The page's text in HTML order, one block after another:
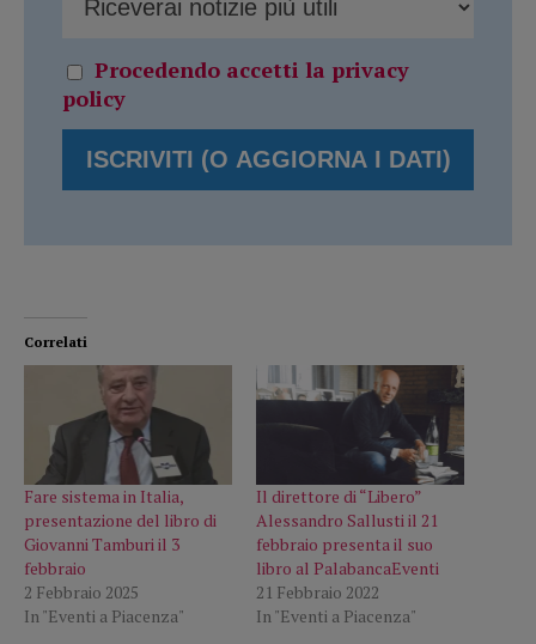
Procedendo accetti la privacy
policy
Correlati
Fare sistema in Italia,
presentazione del libro di
Giovanni Tamburi il 3
febbraio
2 Febbraio 2025
In "Eventi a Piacenza"
Il direttore di “Libero”
Alessandro Sallusti il 21
febbraio presenta il suo
libro al PalabancaEventi
21 Febbraio 2022
In "Eventi a Piacenza"